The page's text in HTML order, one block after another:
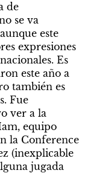
de
se va
este
expresiones
Es
este año a
también es
Fue
ver a la
equipo
la Conference
(inexplicable
jugada